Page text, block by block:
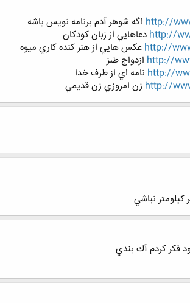
http:// اگه شوهر آدم برنامه نويس باشه
http:// دعاهايي از زبان كودكان
http:// عكس هايي از هنر كنده كاري ميوه
http:// ازدواج طنز
http:// نامه اي از طرف خدا
http:// زن امروزي زن قديمي
نباشي
فكر كردم آك بندي